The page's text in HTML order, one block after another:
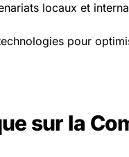
locaux et
pour
sur la